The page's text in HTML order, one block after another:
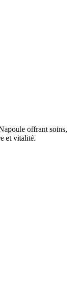
offrant soins,
et vitalité.